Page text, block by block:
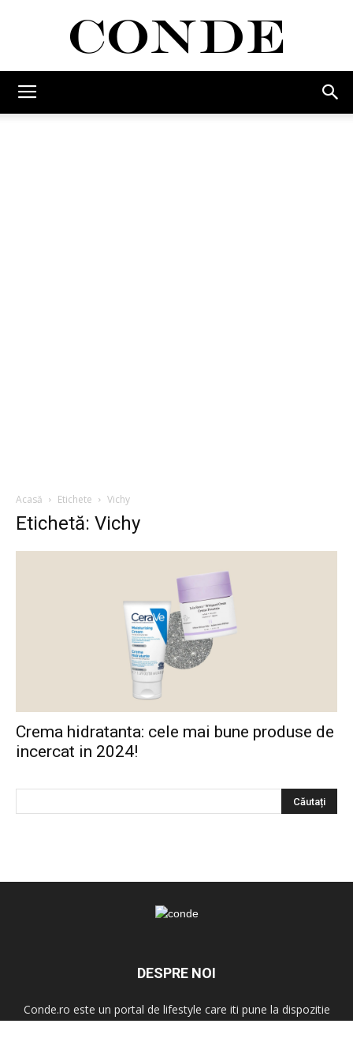
Acasă Etichete Vichy
Etichetă: Vichy
Crema hidratanta: cele mai bune produse de
incercat in 2024!
DESPRE NOI
Conde.ro este un portal de lifestyle care iti pune la dispozitie
informatii interesante despre moda si frumusete, tendinte,